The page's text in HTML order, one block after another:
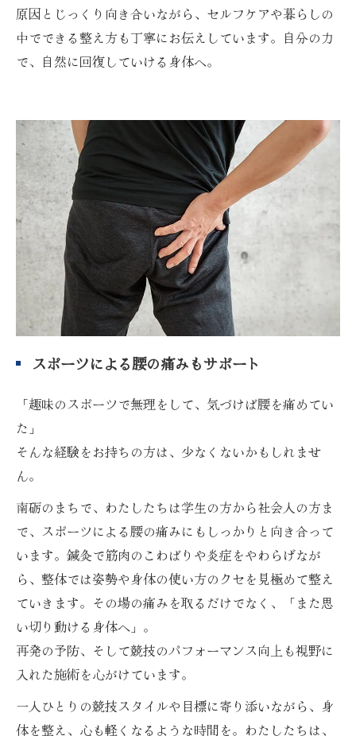
原因とじっくり向き合いながら、セルフケアや暮らしの
中でできる整え方も丁寧にお伝えしています。自分の力
で、自然に回復していける身体へ。
スポーツによる腰の痛みもサポート
「趣味のスポーツで無理をして、気づけば腰を痛めてい
た」
そんな経験をお持ちの方は、少なくないかもしれませ
ん。
南砺のまちで、わたしたちは学生の方から社会人の方ま
で、スポーツによる腰の痛みにもしっかりと向き合って
います。鍼灸で筋肉のこわばりや炎症をやわらげなが
ら、整体では姿勢や身体の使い方のクセを見極めて整え
ていきます。その場の痛みを取るだけでなく、「また思
い切り動ける身体へ」。
再発の予防、そして競技のパフォーマンス向上も視野に
入れた施術を心がけています。
一人ひとりの競技スタイルや目標に寄り添いながら、身
体を整え、心も軽くなるような時間を。わたしたちは、